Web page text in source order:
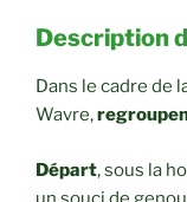
Description
Dans le cadre de
Wavre,
Départ, sous la